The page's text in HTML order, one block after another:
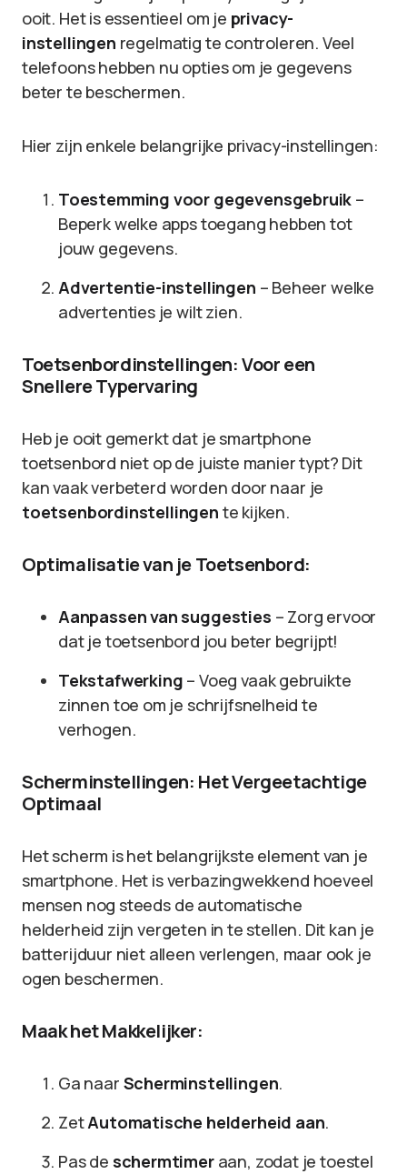
ooit. Het is essentieel om je privacy-
instellingen regelmatig te controleren. Veel
telefoons hebben nu opties om je gegevens
beter te beschermen.
Hier zijn enkele belangrijke privacy-instellingen:
Toestemming voor gegevensgebruik –
Beperk welke apps toegang hebben tot
jouw gegevens.
Advertentie-instellingen – Beheer welke
advertenties je wilt zien.
Toetsenbordinstellingen: Voor een
Snellere Typervaring
Heb je ooit gemerkt dat je smartphone
toetsenbord niet op de juiste manier typt? Dit
kan vaak verbeterd worden door naar je
toetsenbordinstellingen te kijken.
Optimalisatie van je Toetsenbord:
Aanpassen van suggesties – Zorg ervoor
dat je toetsenbord jou beter begrijpt!
Tekstafwerking – Voeg vaak gebruikte
zinnen toe om je schrijfsnelheid te
verhogen.
Scherminstellingen: Het Vergeetachtige
Optimaal
Het scherm is het belangrijkste element van je
smartphone. Het is verbazingwekkend hoeveel
mensen nog steeds de automatische
helderheid zijn vergeten in te stellen. Dit kan je
batterijduur niet alleen verlengen, maar ook je
ogen beschermen.
Maak het Makkelijker:
Ga naar Scherminstellingen.
ZetAutomatische helderheid aan.
Pas de schermtimeraan, zodat je toestel